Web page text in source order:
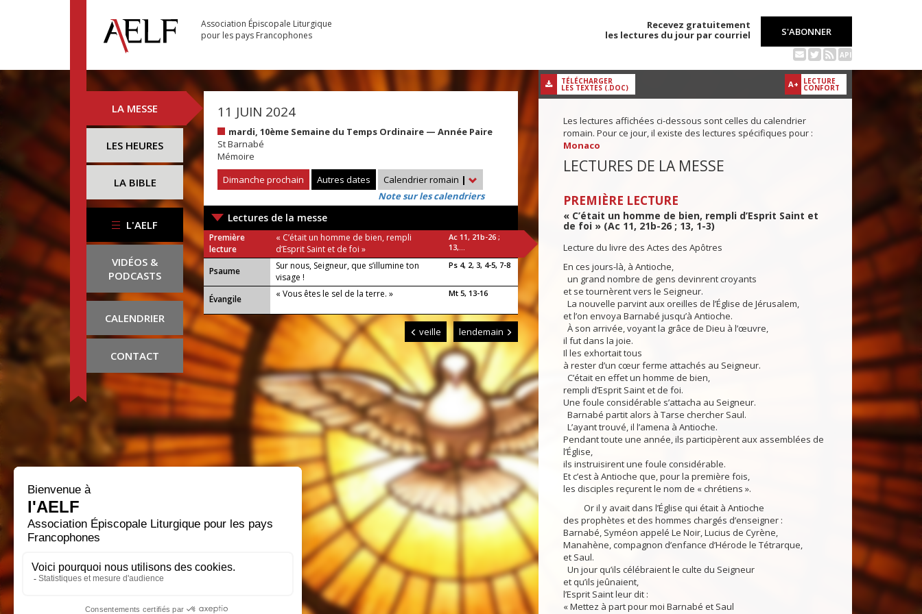
Association Épiscopale Liturgique
pour les pays Francophones
Recevez gratuitement
les lectures du jour par courriel
S'ABONNER
API
LA MESSE
LES HEURES
LA BIBLE
L'AELF
VIDÉOS &
PODCASTS
CALENDRIER
CONTACT
11 JUIN 2024
mardi, 10ème Semaine du Temps Ordinaire — Année Paire
St Barnabé
Mémoire
Dimanche prochain
Autres dates Calendrier romain |
Note sur les calendriers
Lectures de la messe
Première
lecture
« C’était un homme de bien, rempli
d’Esprit Saint et de foi »
Ac 11, 21b-26 ;
13,...
Psaume
Sur nous, Seigneur, que s’illumine ton
visage !
Ps 4, 2, 3, 4-5, 7-8
Évangile « Vous êtes le sel de la terre. » Mt 5, 13-16
veille lendemain
A+ LECTURE
CONFORT
TÉLÉCHARGER
LES TEXTES (.DOC)
Les lectures affichées ci-dessous sont celles du calendrier
romain. Pour ce jour, il existe des lectures spécifiques pour :
Monaco
LECTURES DE LA MESSE
PREMIÈRE LECTURE
« C’était un homme de bien, rempli d’Esprit Saint et
de foi » (Ac 11, 21b-26 ; 13, 1-3)
Lecture du livre des Actes des Apôtres
En ces jours-là, à Antioche,
un grand nombre de gens devinrent croyants
et se tournèrent vers le Seigneur.
La nouvelle parvint aux oreilles de l’Église de Jérusalem,
et l’on envoya Barnabé jusqu’à Antioche.
À son arrivée, voyant la grâce de Dieu à l’œuvre,
il fut dans la joie.
Il les exhortait tous
à rester d’un cœur ferme attachés au Seigneur.
C’était en effet un homme de bien,
rempli d’Esprit Saint et de foi.
Une foule considérable s’attacha au Seigneur.
Barnabé partit alors à Tarse chercher Saul.
L’ayant trouvé, il l’amena à Antioche.
Pendant toute une année, ils participèrent aux assemblées de
l’Église,
ils instruisirent une foule considérable.
Et c’est à Antioche que, pour la première fois,
les disciples reçurent le nom de « chrétiens ».
Or il y avait dans l’Église qui était à Antioche
des prophètes et des hommes chargés d’enseigner :
Barnabé, Syméon appelé Le Noir, Lucius de Cyrène,
Manahène, compagnon d’enfance d’Hérode le Tétrarque,
et Saul.
Un jour qu’ils célébraient le culte du Seigneur
et qu’ils jeûnaient,
l’Esprit Saint leur dit :
« Mettez à part pour moi Barnabé et Saul